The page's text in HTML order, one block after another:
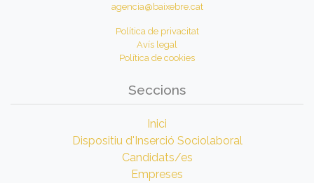
agencia@baixebre.cat
Política de privacitat
Avís legal
Política de cookies
Seccions
Inici
Dispositiu d'Inserció Sociolaboral
Candidats/es
Empreses